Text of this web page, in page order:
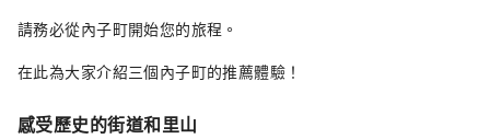
請務必從內子町開始您的旅程。
在此為大家介紹三個內子町的推薦體驗！
感受歷史的街道和里山